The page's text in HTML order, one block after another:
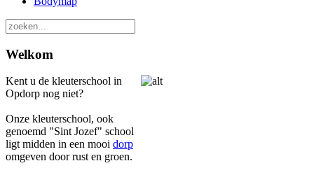
Welkom
Kent u de kleuterschool in
Opdorp nog niet?
Onze kleuterschool, ook
genoemd "Sint Jozef" school
ligt midden in een mooi dorp
omgeven door rust en groen.